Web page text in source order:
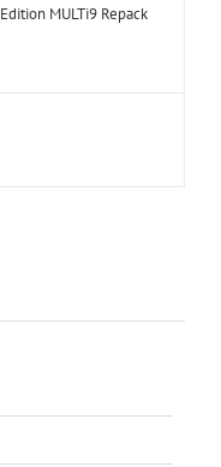
MULTi9 Repack